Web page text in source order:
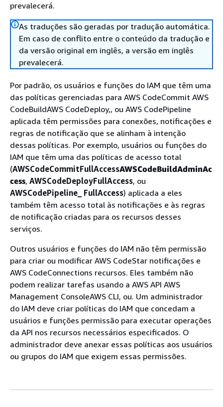
prevalecerá.
As traduções são geradas por tradução automática.
Em caso de conflito entre o conteúdo da tradução e
da versão original em inglês, a versão em inglês
prevalecerá.
Por padrão, os usuários e funções do IAM que têm uma
das políticas gerenciadas para AWS CodeCommit AWS
CodeBuildAWS CodeDeploy,, ou AWS CodePipeline
aplicada têm permissões para conexões, notificações e
regras de notificação que se alinham à intenção
dessas políticas. Por exemplo, usuários ou funções do
IAM que têm uma das políticas de acesso total
(AWSCodeCommitFullAccessAWSCodeBuildAdminAc
cess, AWSCodeDeployFullAccess, ou
AWSCodePipeline_ FullAccess) aplicada a eles
também têm acesso total às notificações e às regras
de notificação criadas para os recursos desses
serviços.
Outros usuários e funções do IAM não têm permissão
para criar ou modificar AWS CodeStar notificações e
AWS CodeConnections recursos. Eles também não
podem realizar tarefas usando a AWS API AWS
Management ConsoleAWS CLI, ou. Um administrador
do IAM deve criar políticas do IAM que concedam a
usuários e funções permissão para executar operações
da API nos recursos necessários especificados. O
administrador deve anexar essas políticas aos usuários
ou grupos do IAM que exigem essas permissões.